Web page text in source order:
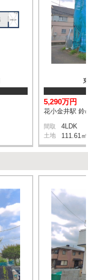
5,290万円
花小金井駅 鈴
間取 4LDK
土地 111.61㎡